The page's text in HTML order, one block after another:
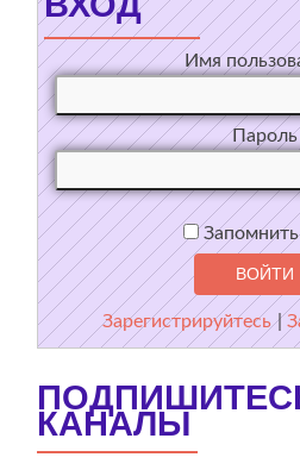
Имя
Пароль
Зарегистрируйтесь |
КАНАЛЫ